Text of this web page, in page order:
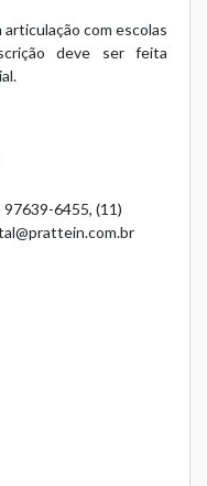
com escolas
deve ser feita
.
6455, (11)